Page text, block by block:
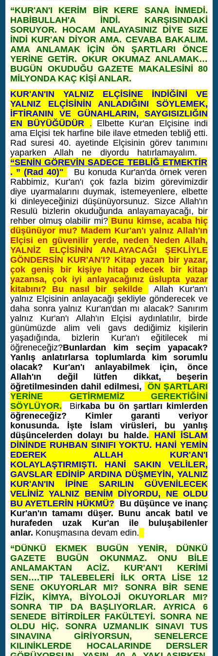
“KUR'AN'I KERİM BİR KERE SANA İNMEDİ.
HABİBULLAH'A İNDİ. KARŞISINDAKİ
SORUYOR. HOCAM ANLAYASINIZ DİYE SIZE
İNDİ KUR'AN DİYOR AMA. CEVABA BAKALIM.
AMA ANLAMAK İÇİN ÖN ŞARTLARI ÖNCE
YERİNE GETİR. OKUR OKUMAZ ANLAMAK…
BUGÜN OKUDUĞU GAZETE MAKALESİNİ 80
MİLYONDA KAÇ KİŞİ ANLAR.
KUR'AN'IN YALNIZ ELÇİSİNE İNDİĞİNİ VE
YALNIZ ELÇİSİNİN ANLADIĞINI SÖYLEMEK,
İFTİRANIN VE GÜNAHLARIN, SAYGISIZLIĞIN
EN BÜYÜĞÜDÜR . Elbette Kur'an Elçisine indi
ama Elçisi tek harfine bile ilave etmeden tebliğ etti.
Rad suresi 40. ayetinde Elçisinin görev tanımını
yaparken Allah ne diyordu hatırlamayalım.
“SENİN GÖREVİN SADECE TEBLİĞ ETMEKTİR
. ” (Rad 40)"
Bu konuda Kur'an'da örnek veren
Rabbimiz, Kur'an'ı çok fazla bizim görevimizdir
diye uyarmalarını duymak, istemeyenlere, elbette
ki dinleyeceğinizi düşünüyorsunuz. Sizce Allah'ın
Resulü bizlerin okuduğunda anlayamayacağı, bir
rehber olmuş olabilir mi?Bunu kimse, acaba hiç
düşünüyor mu? Madem Kur'an'ı yalnız Allah'ın
Elçisi en güvenilir yerde, neden Neden Allah,
YALNİZ ELÇİSİNİN ANLAYACAĞI ŞEKLİYLE
GÖNDERSİN KUR'AN'I? Kitap yazan bir yazar,
çok geniş bir kişiye hitap edecek bir kitap
yazansa, çok iyi anlayacağınız üslupta yazar
kitabını? Bu nasıl bir şekilde
Allah Kur'an'ı
yalnız Elçisinin anlayacağı şekliyle gönderecek ve
daha sonra yalnız Kur'an'dan mı alacak? Sanırım
yalnız Kur'an'ı Allah'ın Elçisi aydınlatılır, birde
günümüzde alim veli gavs dediğimiz kişilerin
yaşadığında, bizlerin Kur'an'ı eğitilecek mi
öğreneceğiz?Bunlardan kim seçim yapacak?
Yanlış anlatırlarsa toplumlarda kim sorumlu
olacak? Kur'an'ı anlayabilmek için, önce
Allah'ın değil lütfen dikkat, beşerin
öğretilmesinden dahil edilmesi,
ÖN ŞARTLARI
YERİNE GETİRMEMİZ GEREKTİĞİNİ
SÖYLÜYOR. Birkaba bu ön şartları kimlerden
öğreneceğiz? Kimler garanti veriyor
konusunda. İşte İslam virüsleri, bu yanlış
düşüncelerden dolayı bu halde. HANİ İSLAM
DİNİNDE RUHBAN SINIFI YOKTU. HANİ YEMİN
EDEREK ALLAH KUR'AN'I
KOLAYLAŞTIRMIŞTI. HANİ SAKIN VELİLER,
GAVSLAR EDİNİP ARDINA DÜŞMEYİN, YALNIZ
KUR'AN'IN İPİNE SARILIN GÜVENİLECEK
VELİNİZ YALNIZ BENİM DİYORDU, NE OLDU
BU AYETLERİN HÜKMÜ? Bu düşünce ve inanç
Kur'an'ın tamamı düşer. Bunu ancak batıl ve
hurafeden uzak Kur'an ile buluşabilenler
anlar. Konuşmasına devam edin.
“DÜNKÜ EKMEK BUGÜN YENİR, DÜNKÜ
GAZETE BUGÜN OKUNMAZ. ONU BİLE
ANLAMAKTAN ACİZ. KUR'AN'I KERİMİ
SEN….TIP TALEBELERİ İLK ORTA LİSE 12
SENE OKUYORLAR MI? SONRA BİR SENE
FİZİK, KİMYA, BİYOLOJİ OKUYORLAR MI?
SONRA TIP DA BAŞLIYORLAR. AYRICA 6
SENEDE BİTİRDİLER FAKÜLTEYİ. SONRA NE
OLDU HİÇ. SONRA UZMANLIK SINAVI TUS
SINAVINA GİRİYORSUN, SENELERCE
KILINİKLERDE HOCALARINDE DERSLER